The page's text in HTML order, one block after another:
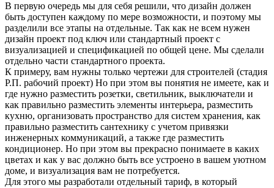
В первую очередь мы для себя решили, что дизайн должен
быть доступен каждому по мере возможности, и поэтому мы
разделили все этапы на отдельные. Так как не всем нужен
дизайн проект под ключ или стандартный проект с
визуализацией и спецификацией по общей цене. Мы сделали
отдельно части стандартного проекта.
К примеру, вам нужны только чертежи для строителей (стадия
Р.П. рабочий проект) Но при этом вы понятия не имеете, как и
где нужно разместить розетки, светильник, выключатели и
как правильно разместить элементы интерьера, разместить
кухню, организовать пространство для систем хранения, как
правильно разместить сантехнику с учетом привязки
инженерных коммуникаций, а также где разместить
кондиционер. Но при этом вы прекрасно понимаете в каких
цветах и как у вас должно быть все устроено в вашем уютном
доме, и визуализация вам не потребуется.
Для этого мы разработали отдельный тариф, в который